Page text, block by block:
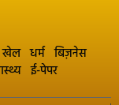
खेल धर्म बिज़नेस
ई-पेपर